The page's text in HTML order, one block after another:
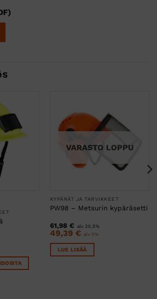
VARASTO LOPPU
KYPÄRÄT JA TARVIKKEET
PW98 – Metsurin kypäräsetti
61,98 € alv 25,5%
49,39 € alv 0%
LUE LISÄÄ